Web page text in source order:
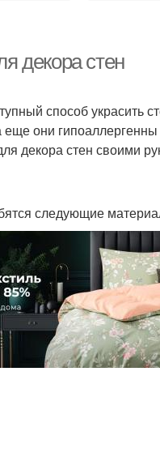
декора стен
способ украсить
они
декора стен своими
следующие